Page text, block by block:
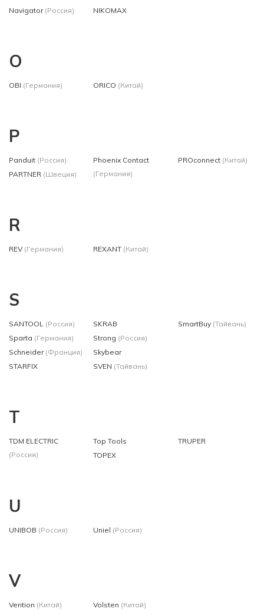
Navigator (Россия) NIKOMAX
O
OBI (Германия) ORICO (Китай)
P
Panduit (Россия)
PARTNER (Швеция)
Phoenix Contact
(Германия)
PROconnect (Китай)
R
REV (Германия) REXANT (Китай)
S
SANTOOL (Россия)
Sparta (Германия)
Schneider (Франция)
STARFIX
SKRAB
Strong (Россия)
Skybear
SVEN (Тайвань)
SmartBuy (Тайвань)
T
TDM ЕLECTRIC
(Россия)
Top Tools
TOPEX
TRUPER
U
UNIBOB (Россия) Uniel (Россия)
V
Vention (Китай) Volsten (Китай)